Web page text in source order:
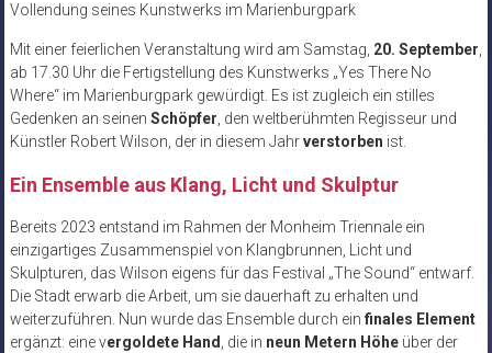
Vollendung seines Kunstwerks im Marienburgpark
Mit einer feierlichen Veranstaltung wird am Samstag, 20. September,
ab 17.30 Uhr die Fertigstellung des Kunstwerks „Yes There No
Where“ im Marienburgpark gewürdigt. Es ist zugleich ein stilles
Gedenken an seinen Schöpfer, den weltberühmten Regisseur und
Künstler Robert Wilson, der in diesem Jahrverstorben ist.
Ein Ensemble aus Klang, Licht und Skulptur
Bereits 2023 entstand im Rahmen der Monheim Triennale ein
einzigartiges Zusammenspiel von Klangbrunnen, Licht und
Skulpturen, das Wilson eigens für das Festival „The Sound“ entwarf.
Die Stadt erwarb die Arbeit, um sie dauerhaft zu erhalten und
weiterzuführen. Nun wurde das Ensemble durch ein finales Element
ergänzt: eine vergoldete Hand, die in neun Metern Höheüber der